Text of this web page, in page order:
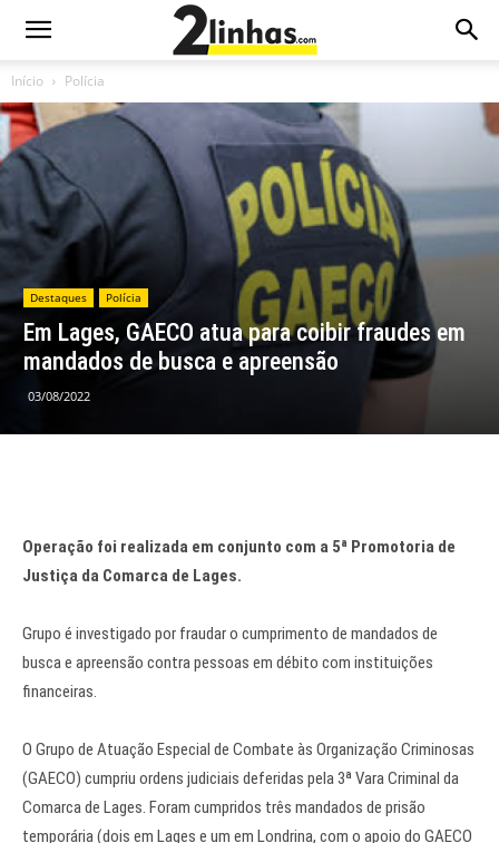
Início Polícia
Destaques Polícia
Em Lages, GAECO atua para coibir fraudes em
mandados de busca e apreensão
03/08/2022
Operação foi realizada em conjunto com a 5ª Promotoria de
Justiça da Comarca de Lages.
Grupo é investigado por fraudar o cumprimento de mandados de
busca e apreensão contra pessoas em débito com instituições
financeiras.
O Grupo de Atuação Especial de Combate às Organização Criminosas
(GAECO) cumpriu ordens judiciais deferidas pela 3ª Vara Criminal da
Comarca de Lages. Foram cumpridos três mandados de prisão
temporária (dois em Lages e um em Londrina, com o apoio do GAECO